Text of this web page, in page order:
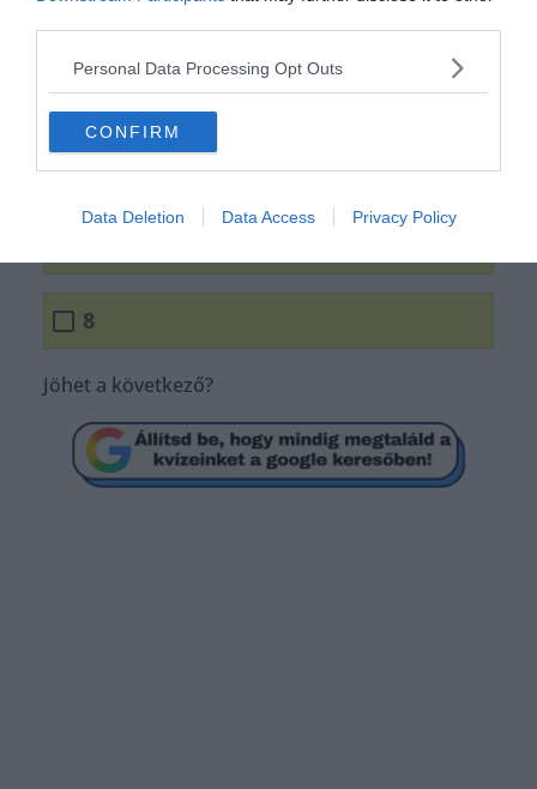
Personal Data Processing Opt Outs
CONFIRM
Data Deletion Data Access Privacy Policy
Hány éves időtartamra
választják a köztárasági
elnököt?
4
8
Jöhet a következő?